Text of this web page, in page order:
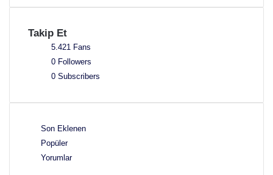
Takip Et
5.421 Fans
0 Followers
0 Subscribers
Son Eklenen
Popüler
Yorumlar